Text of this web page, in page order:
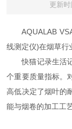
更新时
AQUALAB
线测定仪)在烟草行
快猫记录生活
个重要质量指标。
高低决定了烟叶的
能与烟卷的加工工艺